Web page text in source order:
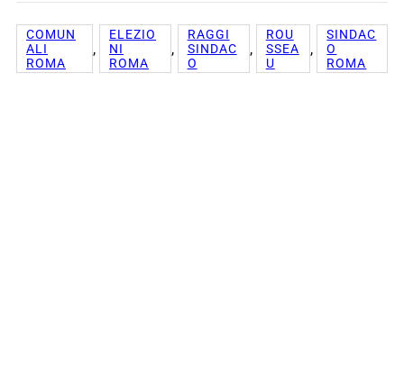
COMUN
ALI
ROMA
,
ELEZIO
NI
ROMA
,
RAGGI
SINDAC
O
,
ROU
SSEA
U
,
SINDAC
O
ROMA